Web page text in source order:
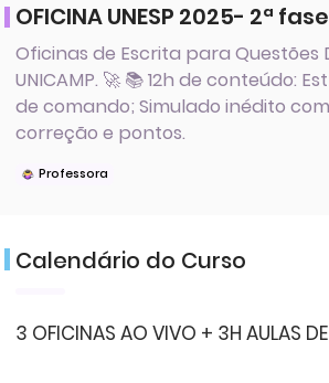
OFICINA UNESP 2025- 2ª fase
Oficinas de Escrita para Questões
UNICAMP. 🚀 📚 12h de conteúdo:
de comando; Simulado inédito
correção e pontos.
Professora
Calendário do Curso
3 OFICINAS AO VIVO + 3H AULAS